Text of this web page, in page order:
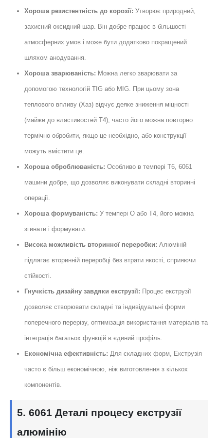
Хороша резистентність до корозії: Утворює природний,
захисний оксидний шар. Він добре працює в більшості
атмосферних умов і може бути додатково покращений
шляхом анодування.
Хороша зварюваність: Можна легко зварювати за
допомогою технологій TIG або MIG. При цьому зона
теплового впливу (Хаз) відчує деяке зниження міцності
(майже до властивостей T4), часто його можна повторно
термічно обробити, якщо це необхідно, або конструкції
можуть вмістити це.
Хороша оброблюваність: Особливо в темпері T6, 6061
машини добре, що дозволяє виконувати складні вторинні
операції.
Хороша формуваність: У темпері O або T4, його можна
згинати і формувати.
Висока можливість вторинної переробки: Алюміній
підлягає вторинній переробці без втрати якості, сприяючи
стійкості.
Гнучкість дизайну завдяки екструзії: Процес екструзії
дозволяє створювати складні та індивідуальні форми
поперечного перерізу, оптимізація використання матеріалів та
інтеграція багатьох функцій в єдиний профіль.
Економічна ефективність: Для складних форм, Екструзія
часто є більш економічною, ніж виготовлення з кількох
компонентів.
5. 6061 Деталі процесу екструзії
алюмінію